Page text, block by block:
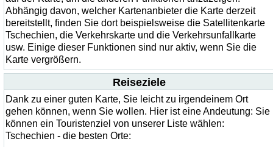
Abhängig davon, welcher Kartenanbieter die Karte derzeit
bereitstellt, finden Sie dort beispielsweise die Satellitenkarte
Tschechien, die Verkehrskarte und die Verkehrsunfallkarte
usw. Einige dieser Funktionen sind nur aktiv, wenn Sie die
Karte vergrößern.
Reiseziele
Dank zu einer guten Karte, Sie leicht zu irgendeinem Ort
gehen können, wenn Sie wollen. Hier ist eine Andeutung: Sie
können ein Touristenziel von unserer Liste wählen:
Tschechien - die besten Orte: